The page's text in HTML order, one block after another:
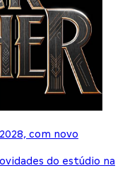
com novo
do estúdio na